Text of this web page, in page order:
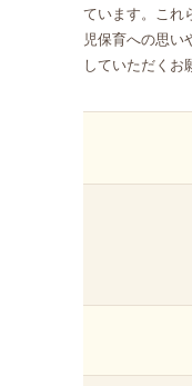
ています。これ
児保育への思い
していただくお